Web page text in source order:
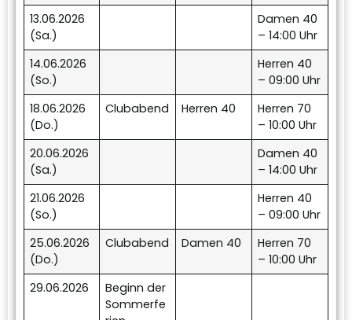
13.06.2026
(Sa.)
Damen 40
– 14:00 Uhr
14.06.2026
(So.)
Herren 40
– 09:00 Uhr
18.06.2026
(Do.)
Clubabend Herren 40
Herren 70
– 10:00 Uhr
20.06.2026
(Sa.)
Damen 40
– 14:00 Uhr
21.06.2026
(So.)
Herren 40
– 09:00 Uhr
25.06.2026
(Do.)
Clubabend Damen 40
Herren 70
– 10:00 Uhr
29.06.2026
Beginn der
Sommerfe